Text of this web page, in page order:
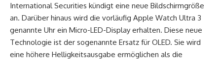
International Securities kündigt eine neue Bildschirmgröße
an. Darüber hinaus wird die vorläufig Apple Watch Ultra 3
genannte Uhr ein Micro-LED-Display erhalten. Diese neue
Technologie ist der sogenannte Ersatz für OLED. Sie wird
eine höhere Helligkeitsausgabe ermöglichen als die